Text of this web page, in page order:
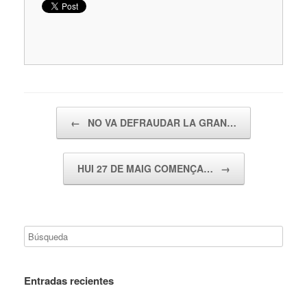
← NO VA DEFRAUDAR LA GRAN…
HUI 27 DE MAIG COMENÇA… →
Entradas recientes